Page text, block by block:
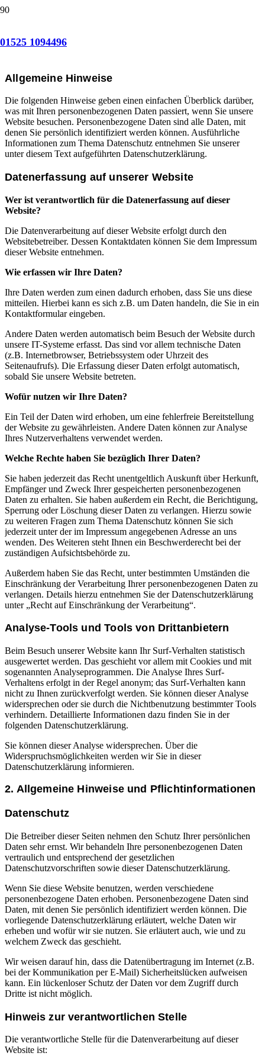
01525 1094496
Allgemeine Hinweise
Die folgenden Hinweise geben einen einfachen Überblick darüber,
was mit Ihren personenbezogenen Daten passiert, wenn Sie unsere
Website besuchen. Personenbezogene Daten sind alle Daten, mit
denen Sie persönlich identifiziert werden können. Ausführliche
Informationen zum Thema Datenschutz entnehmen Sie unserer
unter diesem Text aufgeführten Datenschutzerklärung.
Datenerfassung auf unserer Website
Wer ist verantwortlich für die Datenerfassung auf dieser
Website?
Die Datenverarbeitung auf dieser Website erfolgt durch den
Websitebetreiber. Dessen Kontaktdaten können Sie dem Impressum
dieser Website entnehmen.
Wie erfassen wir Ihre Daten?
Ihre Daten werden zum einen dadurch erhoben, dass Sie uns diese
mitteilen. Hierbei kann es sich z.B. um Daten handeln, die Sie in ein
Kontaktformular eingeben.
Andere Daten werden automatisch beim Besuch der Website durch
unsere IT-Systeme erfasst. Das sind vor allem technische Daten
(z.B. Internetbrowser, Betriebssystem oder Uhrzeit des
Seitenaufrufs). Die Erfassung dieser Daten erfolgt automatisch,
sobald Sie unsere Website betreten.
Wofür nutzen wir Ihre Daten?
Ein Teil der Daten wird erhoben, um eine fehlerfreie Bereitstellung
der Website zu gewährleisten. Andere Daten können zur Analyse
Ihres Nutzerverhaltens verwendet werden.
Welche Rechte haben Sie bezüglich Ihrer Daten?
Sie haben jederzeit das Recht unentgeltlich Auskunft über Herkunft,
Empfänger und Zweck Ihrer gespeicherten personenbezogenen
Daten zu erhalten. Sie haben außerdem ein Recht, die Berichtigung,
Sperrung oder Löschung dieser Daten zu verlangen. Hierzu sowie
zu weiteren Fragen zum Thema Datenschutz können Sie sich
jederzeit unter der im Impressum angegebenen Adresse an uns
wenden. Des Weiteren steht Ihnen ein Beschwerderecht bei der
zuständigen Aufsichtsbehörde zu.
Außerdem haben Sie das Recht, unter bestimmten Umständen die
Einschränkung der Verarbeitung Ihrer personenbezogenen Daten zu
verlangen. Details hierzu entnehmen Sie der Datenschutzerklärung
unter „Recht auf Einschränkung der Verarbeitung“.
Analyse-Tools und Tools von Drittanbietern
Beim Besuch unserer Website kann Ihr Surf-Verhalten statistisch
ausgewertet werden. Das geschieht vor allem mit Cookies und mit
sogenannten Analyseprogrammen. Die Analyse Ihres Surf-
Verhaltens erfolgt in der Regel anonym; das Surf-Verhalten kann
nicht zu Ihnen zurückverfolgt werden. Sie können dieser Analyse
widersprechen oder sie durch die Nichtbenutzung bestimmter Tools
verhindern. Detaillierte Informationen dazu finden Sie in der
folgenden Datenschutzerklärung.
Sie können dieser Analyse widersprechen. Über die
Widerspruchsmöglichkeiten werden wir Sie in dieser
Datenschutzerklärung informieren.
2. Allgemeine Hinweise und Pflichtinformationen
Datenschutz
Die Betreiber dieser Seiten nehmen den Schutz Ihrer persönlichen
Daten sehr ernst. Wir behandeln Ihre personenbezogenen Daten
vertraulich und entsprechend der gesetzlichen
Datenschutzvorschriften sowie dieser Datenschutzerklärung.
Wenn Sie diese Website benutzen, werden verschiedene
personenbezogene Daten erhoben. Personenbezogene Daten sind
Daten, mit denen Sie persönlich identifiziert werden können. Die
vorliegende Datenschutzerklärung erläutert, welche Daten wir
erheben und wofür wir sie nutzen. Sie erläutert auch, wie und zu
welchem Zweck das geschieht.
Wir weisen darauf hin, dass die Datenübertragung im Internet (z.B.
bei der Kommunikation per E-Mail) Sicherheitslücken aufweisen
kann. Ein lückenloser Schutz der Daten vor dem Zugriff durch
Dritte ist nicht möglich.
Hinweis zur verantwortlichen Stelle
Die verantwortliche Stelle für die Datenverarbeitung auf dieser
Website ist: